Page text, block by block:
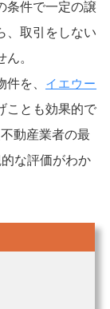
条件で一定の譲
、取引をしない
。
を、 イエウー
ことも効果的で
動産業者の最
な評価がわか